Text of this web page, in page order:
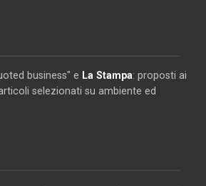
business" e La Stampa: proposti ai
selezionati su ambiente ed